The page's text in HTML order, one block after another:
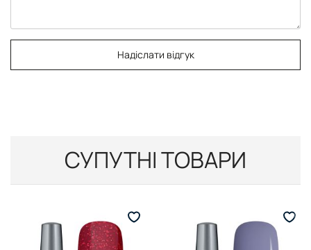
Надіслати відгук
СУПУТНІ ТОВАРИ